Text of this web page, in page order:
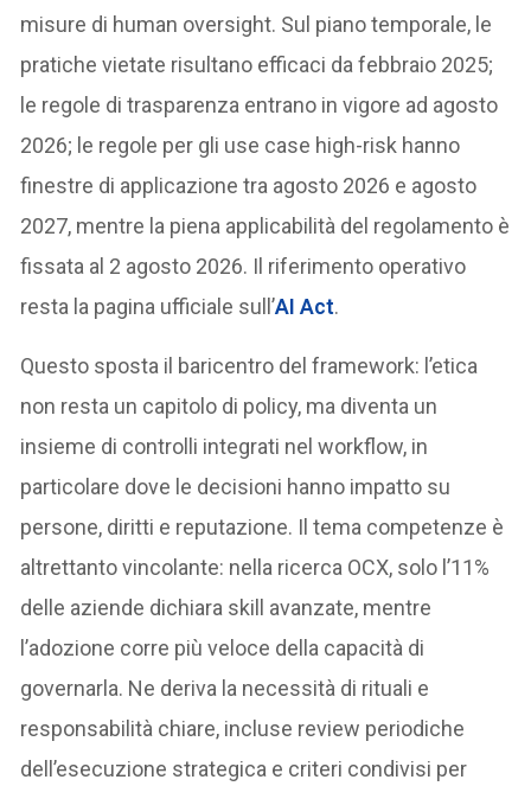
misure di human oversight. Sul piano temporale, le
pratiche vietate risultano efficaci da febbraio 2025;
le regole di trasparenza entrano in vigore ad agosto
2026; le regole per gli use case high-risk hanno
finestre di applicazione tra agosto 2026 e agosto
2027, mentre la piena applicabilità del regolamento è
fissata al 2 agosto 2026. Il riferimento operativo
resta la pagina ufficiale sull’AI Act.
Questo sposta il baricentro del framework: l’etica
non resta un capitolo di policy, ma diventa un
insieme di controlli integrati nel workflow, in
particolare dove le decisioni hanno impatto su
persone, diritti e reputazione. Il tema competenze è
altrettanto vincolante: nella ricerca OCX, solo l’11%
delle aziende dichiara skill avanzate, mentre
l’adozione corre più veloce della capacità di
governarla. Ne deriva la necessità di rituali e
responsabilità chiare, incluse review periodiche
dell’esecuzione strategica e criteri condivisi per